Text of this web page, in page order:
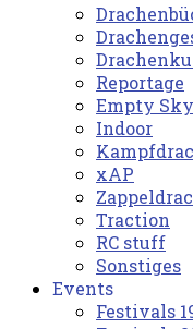
Reportage
Empty Sky
Indoor
xAP
Traction
RC stuff
Sonstiges
Events
Festivals